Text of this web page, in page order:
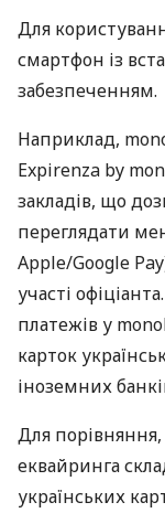
Для
смартфон із
забезпеченням.
Наприклад,
Expirenza by
закладів, що
переглядати
Apple/Google
участі
платежів у
карток
іноземних
Для порівняння,
еквайринга
українських